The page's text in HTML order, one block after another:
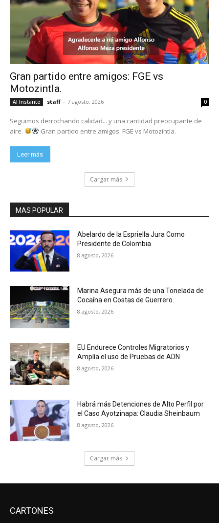
Gran partido entre amigos: FGE vs
Motozintla.
Al Instante staff - 7 agosto, 2026 0
Seguimos derrochando calidad... y una cantidad preocupante de
aire.
Gran partido entre amigos: FGE vs Motozintla.
Leer más
Cargar más
MAS POPULAR
Abelardo de la Espriella Jura Como
Presidente de Colombia
8 agosto, 2026
Marina Asegura más de una Tonelada de
Cocaína en Costas de Guerrero.
8 agosto, 2026
EU Endurece Controles Migratorios y
Amplía el uso de Pruebas de ADN
8 agosto, 2026
Habrá más Detenciones de Alto Perfil por
el Caso Ayotzinapa: Claudia Sheinbaum
8 agosto, 2026
Cargar más
CARTONES